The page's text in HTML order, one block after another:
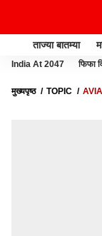
ताज्या बातम्या
India At 2047 फिफा
मुख्यपृष्ठ TOPIC